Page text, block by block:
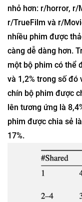
nhỏ hơn: r/horror, r/
r/TrueFilm và r/
nhiều phim được
càng dễ dàng hơn.
một bộ phim có thể
và 1,2% trong số đó
chín bộ phim được
lên tương ứng là
phim được chia sẻ
17%.